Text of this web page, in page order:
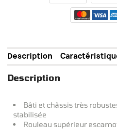
Description
Description
Bâti et châssis très
stabilisée
Rouleau supérieur